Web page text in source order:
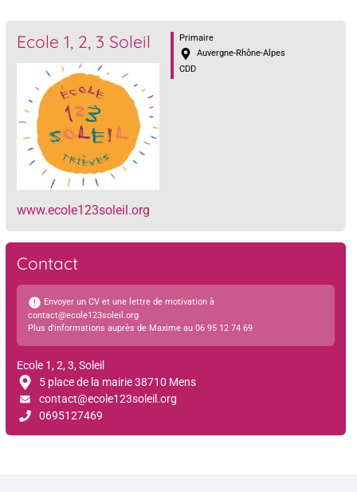
Ecole 1, 2, 3 Soleil
www.ecole123soleil.org
Primaire
Auvergne-Rhône-Alpes
CDD
Contact
Envoyer un CV et une lettre de motivation à
contact@ecole123soleil.org
Plus d'informations auprès de Maxime au 06 95 12 74 69
Ecole 1, 2, 3, Soleil
5 place de la mairie 38710 Mens
contact@ecole123soleil.org
0695127469